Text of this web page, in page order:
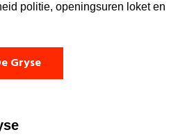
politie, openingsuren loket en
Gryse